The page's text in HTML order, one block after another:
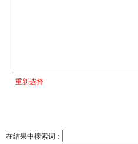
重新选择
在结果中搜索词：